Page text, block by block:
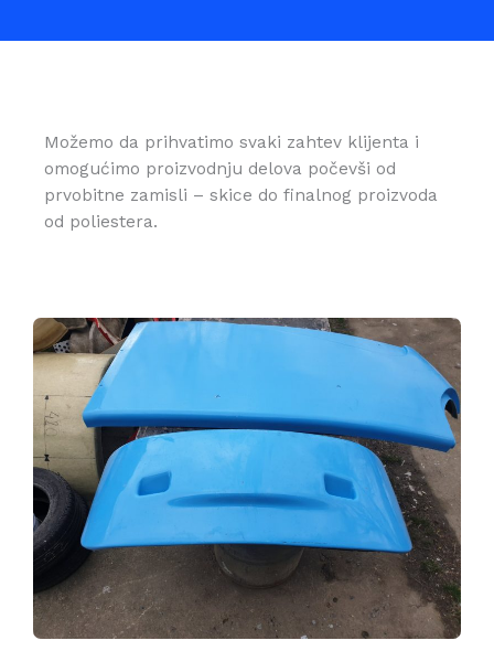
Možemo da prihvatimo svaki zahtev klijenta i
omogućimo proizvodnju delova počevši od
prvobitne zamisli – skice do finalnog proizvoda
od poliestera.